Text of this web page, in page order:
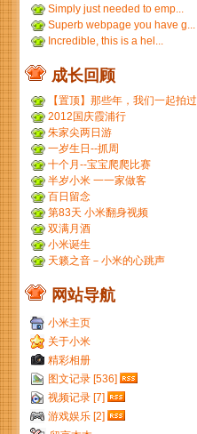
Simply just needed to emp...
Superb webpage you have g...
Incredible, this is a hel...
成长回顾
【置顶】那些年，我们一起拍过
的胶片...
2012国庆霞浦行
朱家尖两日游
一岁生日--抓周
十个月--宝宝爬爬比赛
半岁小米 一一家做客
百日留念
第83天 小米翻身视频
双满月酒
小米诞生
天籁之音－小米的心跳声
网站导航
小米主页
关于小米
精彩相册
图文记录 [536]
视频记录 [7]
游戏娱乐 [2]